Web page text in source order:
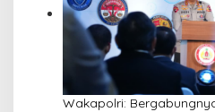
Wakapolri: